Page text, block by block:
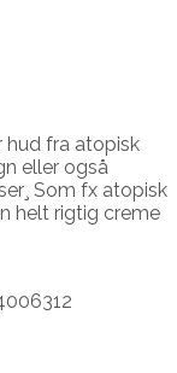
hud fra atopisk
eller også
Som fx atopisk
helt rigtig creme